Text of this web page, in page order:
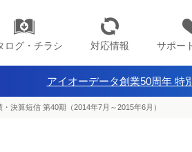
ログ・チラシ 対応情報 サポー
アイオーデータ創業50周年 特
・決算短信 第40期（2014年7月～2015年6月）